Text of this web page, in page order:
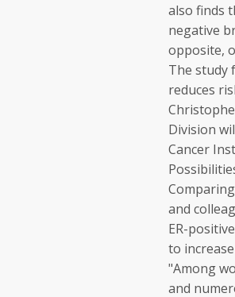
also finds
negative
opposite,
The study
reduces
Division
Cancer
and
ER-
to
"Among
and